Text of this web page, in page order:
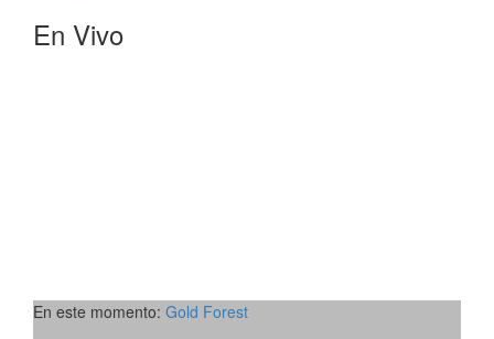
En Vivo
En este momento: Gold Forest